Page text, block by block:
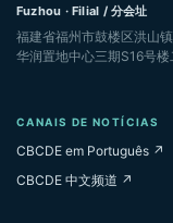
Fuzhou · Filial / 分会址
福建省福州市鼓楼区洪山镇
华润置地中心三期S16号楼
CANAIS DE NOTÍCIAS
CBCDE em Português ↗
CBCDE 中文频道 ↗